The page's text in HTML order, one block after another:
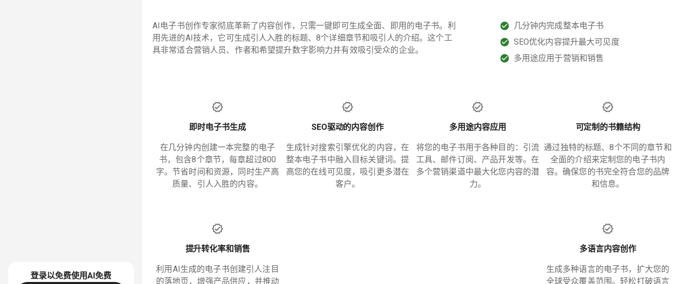
登录以免费使用AI免费
AI电子书创作专家彻底革新了内容创作，只需一键即可生成全面、即用的电子书。利
用先进的AI技术，它可生成引人入胜的标题、8个详细章节和吸引人的介绍。这个工
具非常适合营销人员、作者和希望提升数字影响力并有效吸引受众的企业。
几分钟内完成整本电子书
SEO优化内容提升最大可见度
多用途应用于营销和销售
即时电子书生成
在几分钟内创建一本完整的电子
书，包含8个章节，每章超过800
字。节省时间和资源，同时生产高
质量、引人入胜的内容。
SEO驱动的内容创作
生成针对搜索引擎优化的内容，在
整本电子书中融入目标关键词。提
高您的在线可见度，吸引更多潜在
客户。
多用途内容应用
将您的电子书用于各种目的：引流
工具、邮件订阅、产品开发等。在
多个营销渠道中最大化您内容的潜
力。
可定制的书籍结构
通过独特的标题、8个不同的章节和
全面的介绍来定制您的电子书内
容。确保您的书完全符合您的品牌
和信息。
提升转化率和销售
利用AI生成的电子书创建引人注目
的落地页，增强产品供应，并推动
多语言内容创作
生成多种语言的电子书，扩大您的
全球受众覆盖范围。轻松打破语言